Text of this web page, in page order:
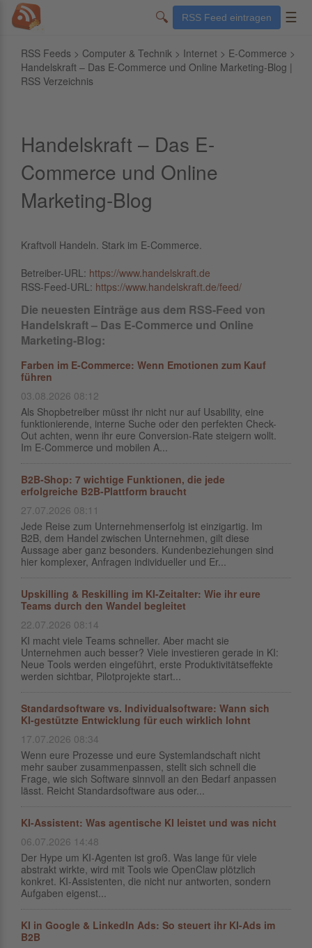
🔍 RSS Feed eintragen ☰
RSS Feeds > Computer & Technik > Internet > E-Commerce >
Handelskraft – Das E-Commerce und Online Marketing-Blog |
RSS Verzeichnis
Handelskraft – Das E-
Commerce und Online
Marketing-Blog
Kraftvoll Handeln. Stark im E-Commerce.
Betreiber-URL: https://www.handelskraft.de
RSS-Feed-URL: https://www.handelskraft.de/feed/
Die neuesten Einträge aus dem RSS-Feed von
Handelskraft – Das E-Commerce und Online
Marketing-Blog:
Farben im E-Commerce: Wenn Emotionen zum Kauf
führen
03.08.2026 08:12
Als Shopbetreiber müsst ihr nicht nur auf Usability, eine
funktionierende, interne Suche oder den perfekten Check-
Out achten, wenn ihr eure Conversion-Rate steigern wollt.
Im E-Commerce und mobilen A...
B2B-Shop: 7 wichtige Funktionen, die jede
erfolgreiche B2B-Plattform braucht
27.07.2026 08:11
Jede Reise zum Unternehmenserfolg ist einzigartig. Im
B2B, dem Handel zwischen Unternehmen, gilt diese
Aussage aber ganz besonders. Kundenbeziehungen sind
hier komplexer, Anfragen individueller und Er...
Upskilling & Reskilling im KI-Zeitalter: Wie ihr eure
Teams durch den Wandel begleitet
22.07.2026 08:14
KI macht viele Teams schneller. Aber macht sie
Unternehmen auch besser? Viele investieren gerade in KI:
Neue Tools werden eingeführt, erste Produktivitätseffekte
werden sichtbar, Pilotprojekte start...
Standardsoftware vs. Individualsoftware: Wann sich
KI-gestützte Entwicklung für euch wirklich lohnt
17.07.2026 08:34
Wenn eure Prozesse und eure Systemlandschaft nicht
mehr sauber zusammenpassen, stellt sich schnell die
Frage, wie sich Software sinnvoll an den Bedarf anpassen
lässt. Reicht Standardsoftware aus oder...
KI-Assistent: Was agentische KI leistet und was nicht
06.07.2026 14:48
Der Hype um KI-Agenten ist groß. Was lange für viele
abstrakt wirkte, wird mit Tools wie OpenClaw plötzlich
konkret. KI-Assistenten, die nicht nur antworten, sondern
Aufgaben eigenst...
KI in Google & LinkedIn Ads: So steuert ihr KI-Ads im
B2B